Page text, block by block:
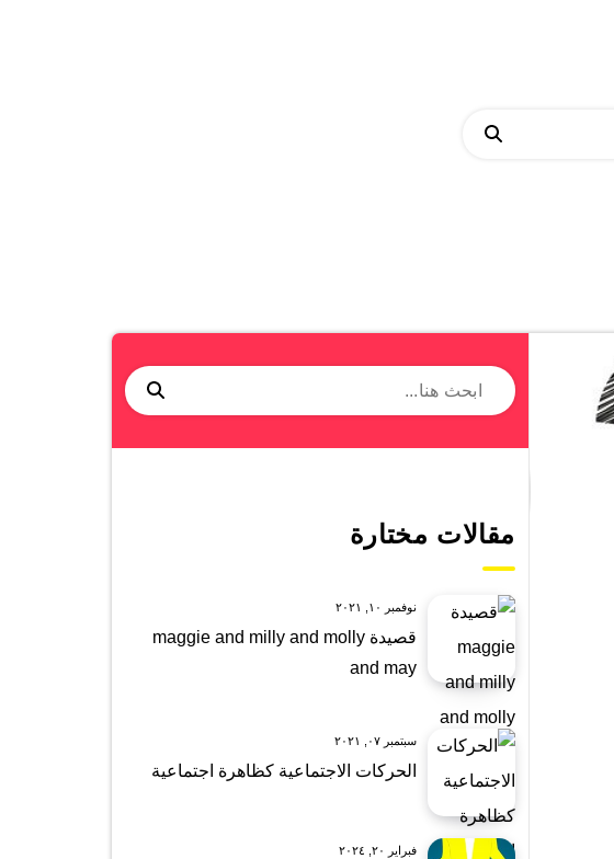
مقالات مختارة
نوفمبر ١٠, ٢٠٢١
قصيدة maggie and milly and molly
and may
سبتمبر ٠٧, ٢٠٢١
الحركات الاجتماعية كظاهرة اجتماعية
فبراير ٢٠, ٢٠٢٤